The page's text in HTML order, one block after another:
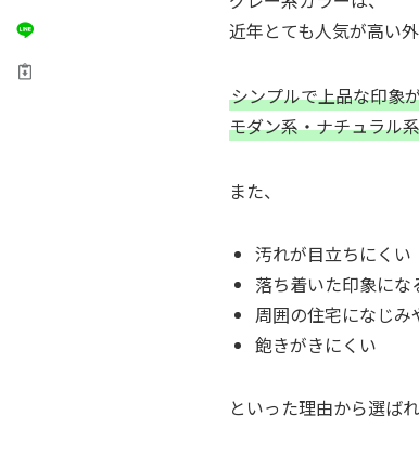
近年とても人気が高い
シンプルで上品な印象
モダン系・ナチュラル
また、
汚れが目立ちにくい
落ち着いた印象にな
周囲の住宅になじみ
飽きがきにくい
といった理由から選ば